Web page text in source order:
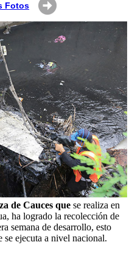
Fotos
de Cauces que se realiza en
ha logrado la recolección de
semana de desarrollo, esto
se ejecuta a nivel nacional.